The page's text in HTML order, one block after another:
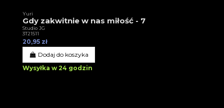
Yuri
Gdy zakwitnie w nas miłość - 7
Studio JG
3T21511
20,95 zł
Dodaj do koszyka
Wysyłka w 24 godzin